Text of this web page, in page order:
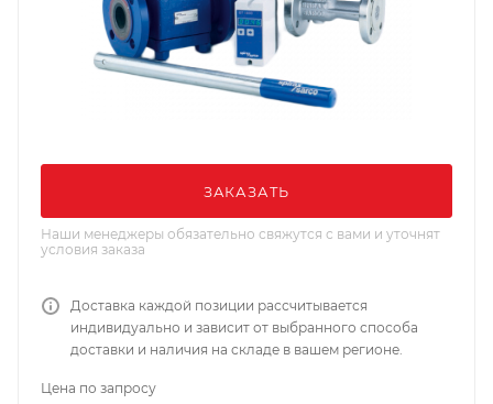
ЗАКАЗАТЬ
Наши менеджеры обязательно свяжутся с вами и уточнят
условия заказа
Доставка каждой позиции рассчитывается
индивидуально и зависит от выбранного способа
доставки и наличия на складе в вашем регионе.
Цена по запросу